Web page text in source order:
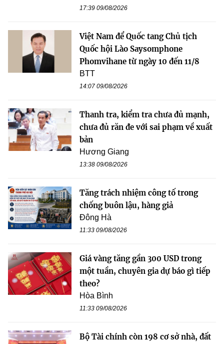
17:39 09/08/2026
Việt Nam để Quốc tang Chủ tịch
Quốc hội Lào Saysomphone
Phomvihane từ ngày 10 đến 11/8
BTT
14:07 09/08/2026
Thanh tra, kiểm tra chưa đủ mạnh,
chưa đủ răn đe với sai phạm về xuất
bản
Hương Giang
13:38 09/08/2026
Tăng trách nhiệm công tố trong
chống buôn lậu, hàng giả
Đông Hà
11:33 09/08/2026
Giá vàng tăng gần 300 USD trong
một tuần, chuyên gia dự báo gì tiếp
theo?
Hòa Bình
11:33 09/08/2026
Bộ Tài chính còn 198 cơ sở nhà, đất